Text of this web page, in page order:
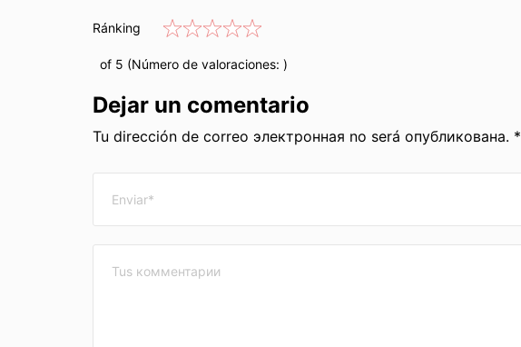
Ránking
of 5 (Número de valoraciones: )
Dejar un comentario
Tu dirección de correo электронная no será опубликована. *